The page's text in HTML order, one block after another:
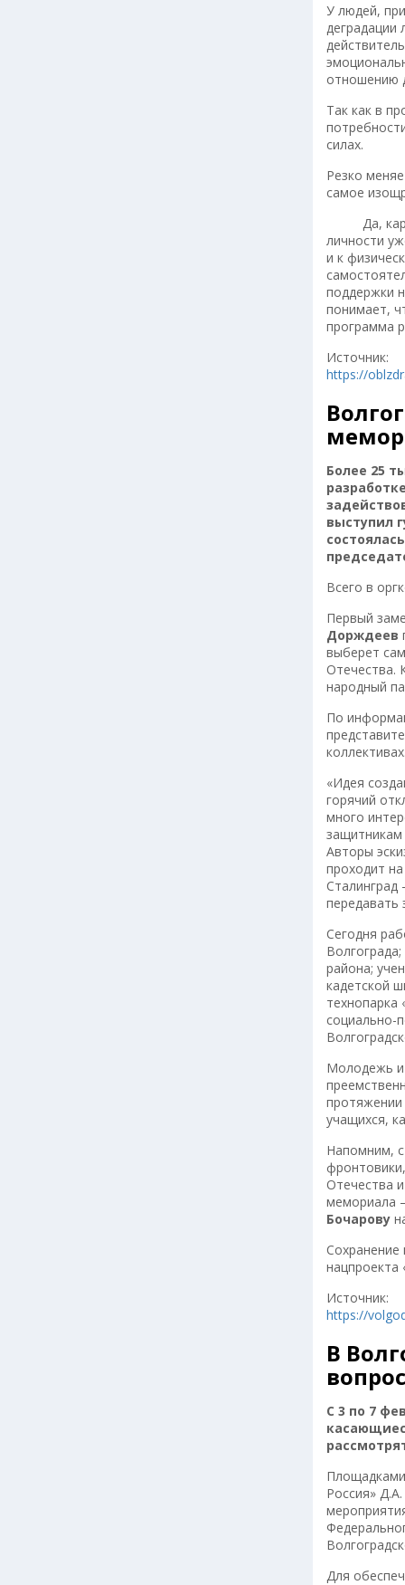
У людей,
отношению
Так как в
силах.
Резко
самое
Да,
личности
и к
поддержки
понимает,
программа
Источник:
https://
Более 25
выступил
Всего в
Первый
Дорждеев
выберет
Отечества.
народный
По
«Идея
горячий
много
защитникам
Авторы
проходит
передавать
Сегодня
района;
кадетской
технопарка
социально-
Молодежь и
учащихся,
Напомним,
Отечества
мемориала
Бочарову
Сохранение
Источник:
https://
В
С 3 по 7
Россия»
Для